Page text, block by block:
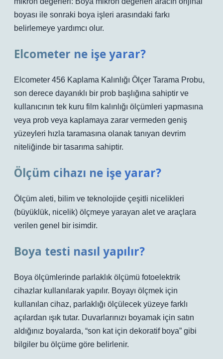
boyası ile sonraki boya işleri arasındaki farkı
belirlemeye yardımcı olur.
Elcometer ne işe yarar?
Elcometer 456 Kaplama Kalınlığı Ölçer Tarama Probu,
son derece dayanıklı bir prob başlığına sahiptir ve
kullanıcının tek kuru film kalınlığı ölçümleri yapmasına
veya prob veya kaplamaya zarar vermeden geniş
yüzeyleri hızla taramasına olanak tanıyan devrim
niteliğinde bir tasarıma sahiptir.
Ölçüm cihazı ne işe yarar?
Ölçüm aleti, bilim ve teknolojide çeşitli nicelikleri
(büyüklük, nicelik) ölçmeye yarayan alet ve araçlara
verilen genel bir isimdir.
Boya testi nasıl yapılır?
Boya ölçümlerinde parlaklık ölçümü fotoelektrik
cihazlar kullanılarak yapılır. Boyayı ölçmek için
kullanılan cihaz, parlaklığı ölçülecek yüzeye farklı
açılardan ışık tutar. Duvarlarınızı boyamak için satın
aldığınız boyalarda, “son kat için dekoratif boya” gibi
bilgiler bu ölçüme göre belirlenir.